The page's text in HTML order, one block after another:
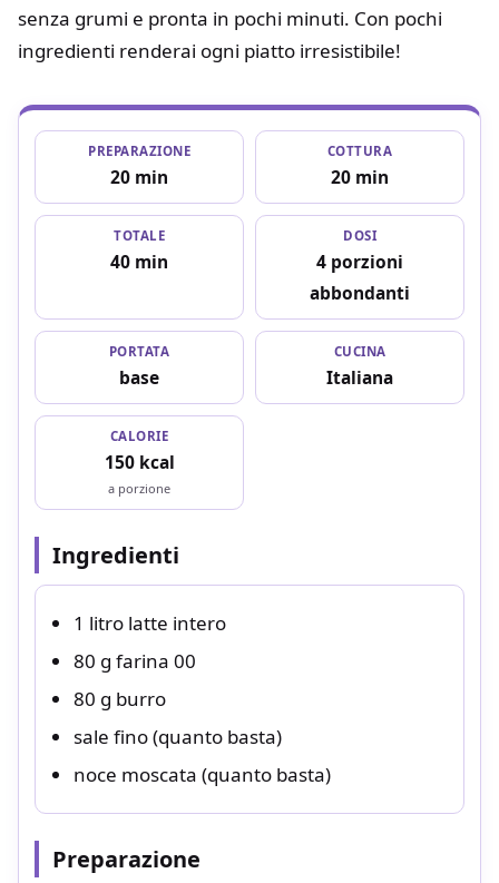
senza grumi e pronta in pochi minuti. Con pochi
ingredienti renderai ogni piatto irresistibile!
PREPARAZIONE
20 min
COTTURA
20 min
TOTALE
40 min
DOSI
4 porzioni
abbondanti
PORTATA
base
CUCINA
Italiana
CALORIE
150 kcal
a porzione
Ingredienti
1 litro latte intero
80 g farina 00
80 g burro
sale fino (quanto basta)
noce moscata (quanto basta)
Preparazione